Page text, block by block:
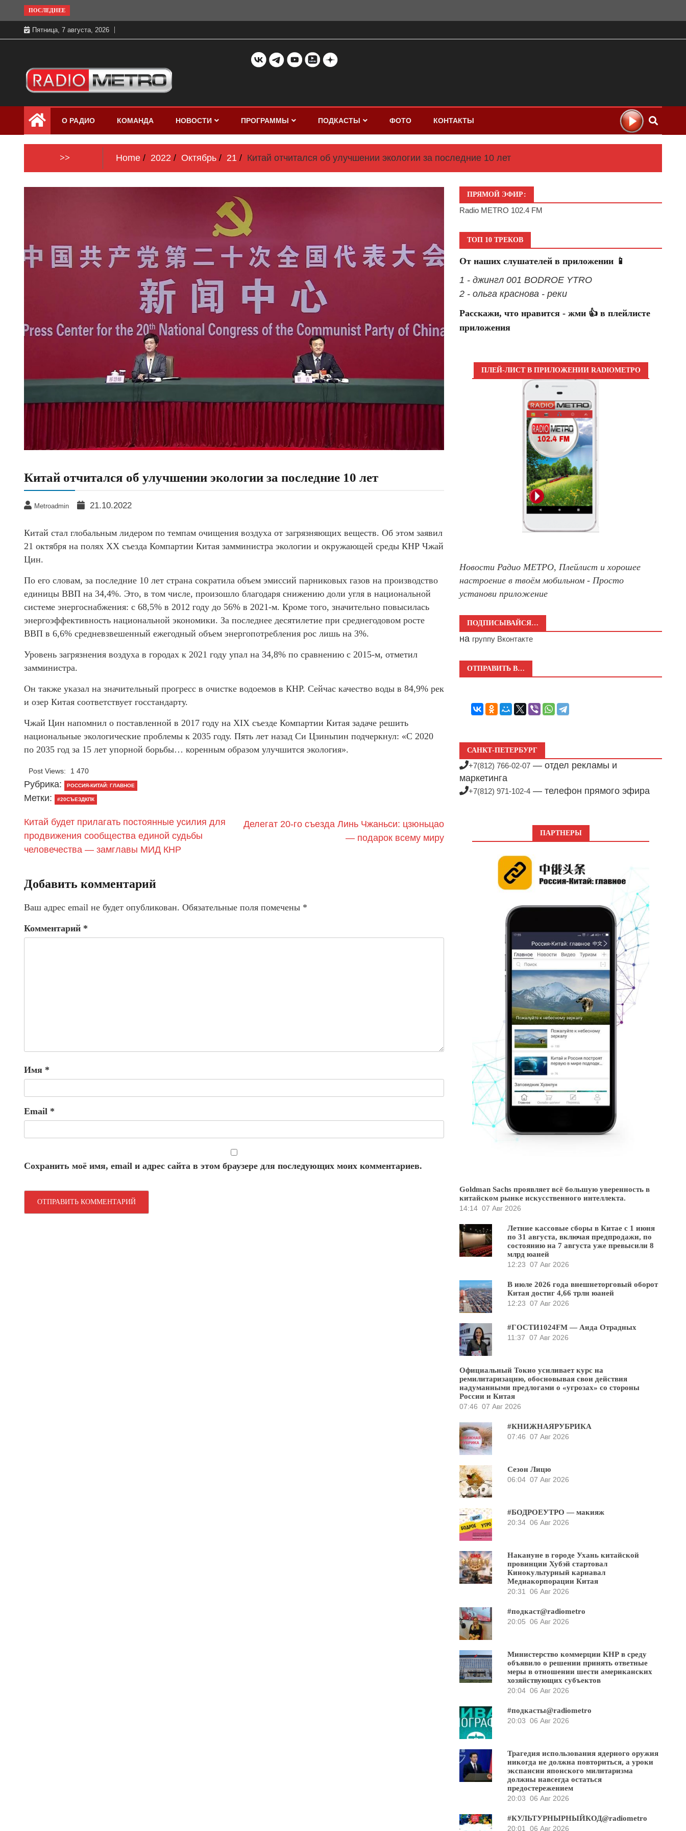
to
content
ПОСЛЕДНЕЕ
Пятница, 7 августа, 2026
Радио МЕТРО
бесплатно в хорошем качестве Санкт-
Петербург и Россия
О РАДИО КОМАНДА НОВОСТИ ПРОГРАММЫ ПОДКАСТЫ ФОТО КОНТАКТЫ
>> Home 2022 Октябрь 21 Китай отчитался об улучшении экологии за последние 10 лет
Китай отчитался об улучшении экологии за последние 10 лет
Metroadmin 21.10.2022
Китай стал глобальным лидером по темпам очищения воздуха от загрязняющих веществ. Об этом заявил
21 октября на полях ХХ съезда Компартии Китая замминистра экологии и окружающей среды КНР Чжай
Цин.
По его словам, за последние 10 лет страна сократила объем эмиссий парниковых газов на производство
единицы ВВП на 34,4%. Это, в том числе, произошло благодаря снижению доли угля в национальной
системе энергоснабжения: с 68,5% в 2012 году до 56% в 2021-м. Кроме того, значительно повысилась
энергоэффективность национальной экономики. За последнее десятилетие при среднегодовом росте
ВВП в 6,6% средневзвешенный ежегодный объем энергопотребления рос лишь на 3%.
Уровень загрязнения воздуха в городах к 2021 году упал на 34,8% по сравнению с 2015-м, отметил
замминистра.
Он также указал на значительный прогресс в очистке водоемов в КНР. Сейчас качество воды в 84,9% рек
и озер Китая соответствует госстандарту.
Чжай Цин напомнил о поставленной в 2017 году на XIX съезде Компартии Китая задаче решить
национальные экологические проблемы к 2035 году. Пять лет назад Си Цзиньпин подчеркнул: «С 2020
по 2035 год за 15 лет упорной борьбы… коренным образом улучшится экология».
Post Views: 1 470
Рубрика: РОССИЯ-КИТАЙ: ГЛАВНОЕ
Метки: #20СЪЕЗДКПК
Китай будет прилагать постоянные усилия для
продвижения сообщества единой судьбы
человечества — замглавы МИД КНР
Делегат 20-го съезда Линь Чжаньси: цзюньцао
— подарок всему миру
Добавить комментарий
Ваш адрес email не будет опубликован. Обязательные поля помечены *
Комментарий *
Имя *
Email *
Сохранить моё имя, email и адрес сайта в этом браузере для последующих моих комментариев.
ПРЯМОЙ ЭФИР:
Radio METRO 102.4 FM
ТОП 10 ТРЕКОВ
От наших слушателей в приложении 📱
1 - джингл 001 BODROE YTRO
2 - ольга краснова - реки
Расскажи, что нравится - жми 👍 в плейлисте
приложения
ПЛЕЙ-ЛИСТ В ПРИЛОЖЕНИИ RADIOМЕТРО
Новости Радио МЕТРО, Плейлист и хорошее
настроение в твоём мобильном - Просто
установи приложение
ПОДПИСЫВАЙСЯ…
на группу Вконтакте
ОТПРАВИТЬ В…
САНКТ-ПЕТЕРБУРГ
+7(812) 766-02-07 — отдел рекламы и
маркетинга
+7(812) 971-102-4 — телефон прямого эфира
ПАРТНЕРЫ
Goldman Sachs проявляет всё большую уверенность в
китайском рынке искусственного интеллекта.
14:14 07 Авг 2026
Летние кассовые сборы в Китае с 1 июня
по 31 августа, включая предпродажи, по
состоянию на 7 августа уже превысили 8
млрд юаней
12:23 07 Авг 2026
В июле 2026 года внешнеторговый оборот
Китая достиг 4,66 трлн юаней
12:23 07 Авг 2026
#ГОСТИ1024FM — Аида Отрадных
11:37 07 Авг 2026
Официальный Токио усиливает курс на
ремилитаризацию, обосновывая свои действия
надуманными предлогами о «угрозах» со стороны
России и Китая
07:46 07 Авг 2026
#КНИЖНАЯРУБРИКА
07:46 07 Авг 2026
Сезон Лицю
06:04 07 Авг 2026
#БОДРОЕУТРО — макияж
20:34 06 Авг 2026
Накануне в городе Ухань китайской
провинции Хубэй стартовал
Кинокультурный карнавал
Медиакорпорации Китая
20:31
06 Авг 2026
#подкаст@radiometro
20:05 06 Авг 2026
Министерство коммерции КНР в среду
объявило о решении принять ответные
меры в отношении шести американских
хозяйствующих субъектов
20:04 06 Авг 2026
#подкасты@radiometro
20:03 06 Авг 2026
Трагедия использования ядерного оружия
никогда не должна повториться, а уроки
экспансии японского милитаризма
должны навсегда остаться
предостережением
20:03 06 Авг 2026
#КУЛЬТУРНЫРНЫЙКОД@radiometro
20:01
06 Авг 2026